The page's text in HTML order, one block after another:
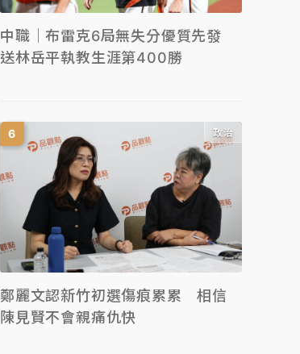
中職｜布雷克6局無失分優質先發
送林岳平執教生涯第400勝
政治
鄭麗文認新竹初選傷痕累累 相信
陳見賢不會親痛仇快